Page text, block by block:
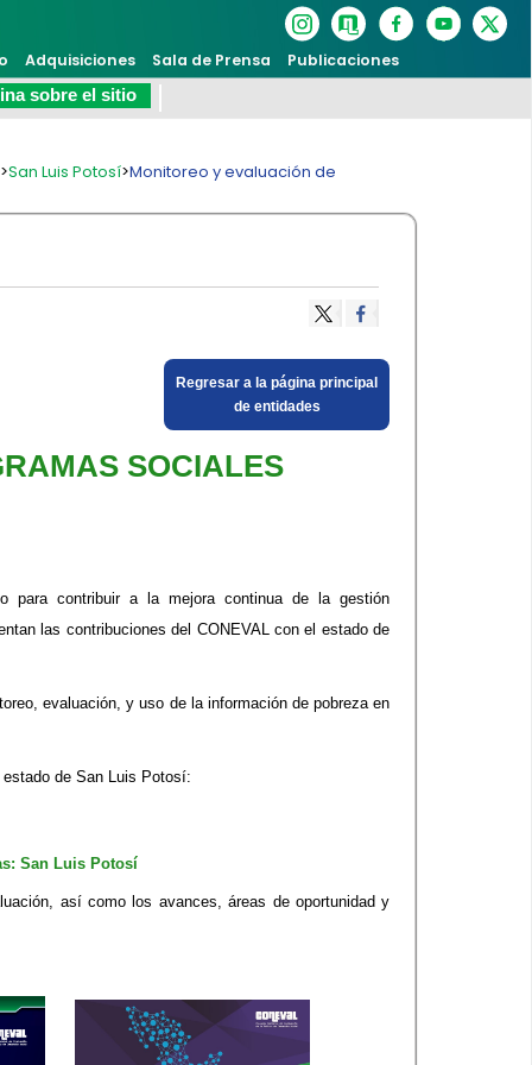
Adquisiciones Sala de Prensa
Publicaciones
sobre el sitio
>San Luis Potosí>Monitoreo y evaluación de
​Regresar a la página principal
de entidades​
SOCIALES
para contribuir a la mejora continua de la gestión
las contribuciones del CONEVAL con el estado de
evaluación, y uso de la información de pobreza en
de San Luis Potosí:
San Luis Potosí
así como los avances, áreas de oportunidad y